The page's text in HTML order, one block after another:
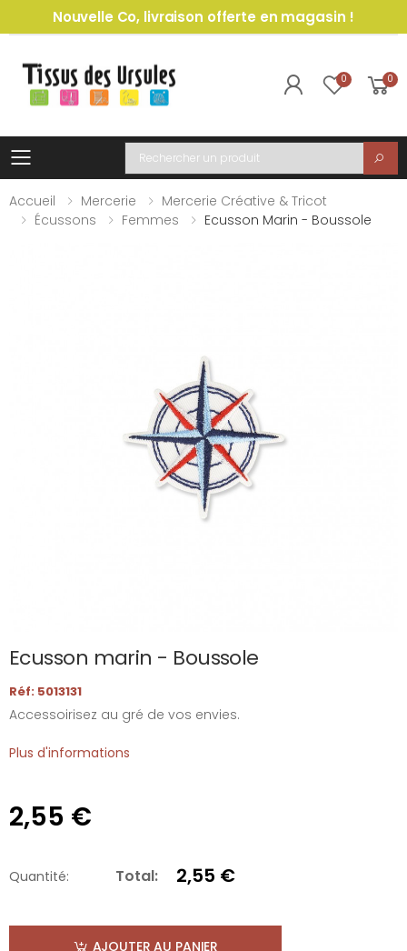
Nouvelle Co, livraison offerte en magasin !
0 0
Toggle mobile menu
Recherche
Accueil
Mercerie
Mercerie Créative & Tricot
Écussons
Femmes Ecusson Marin - Boussole
Ecusson marin - Boussole
Réf: 5013131
Accessoirisez au gré de vos envies.
Plus d'informations
2,55 €
Quantité: Total: 2,55 €
AJOUTER AU PANIER